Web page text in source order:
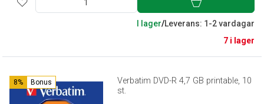
I lager/Leverans: 1-2 vardagar
7 i lager
8% Bonus
Verbatim DVD-R 4,7 GB printable, 10
st.